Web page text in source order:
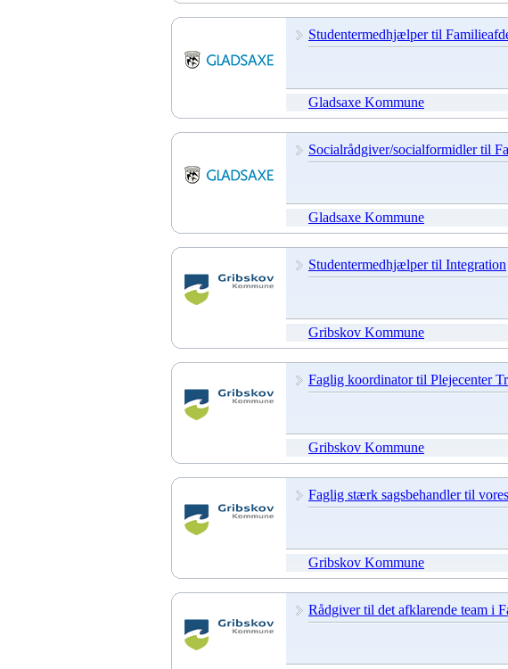
Studentermedhjælper til
Gladsaxe Kommune
Socialrådgiver/socialformidler til
Gladsaxe Kommune
Studentermedhjælper til Integration
Gribskov Kommune
Faglig koordinator til Plejecenter
Gribskov Kommune
Faglig stærk sagsbehandler til
Gribskov Kommune
Rådgiver til det afklarende team i